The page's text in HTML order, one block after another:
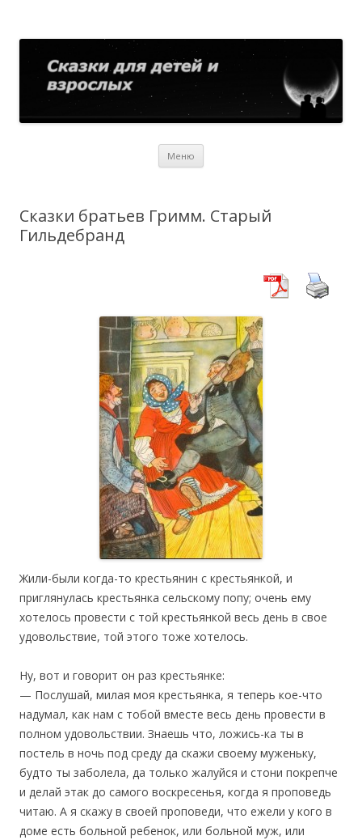
Меню
Сказки братьев Гримм. Старый
Гильдебранд
Жили-были когда-то крестьянин с крестьянкой, и
приглянулась крестьянка сельскому попу; очень ему
хотелось провести с той крестьянкой весь день в свое
удовольствие, той этого тоже хотелось.
Ну, вот и говорит он раз крестьянке:
— Послушай, милая моя крестьянка, я теперь кое-что
надумал, как нам с тобой вместе весь день провести в
полном удовольствии. Знаешь что, ложись-ка ты в
постель в ночь под среду да скажи своему муженьку,
будто ты заболела, да только жалуйся и стони покрепче
и делай этак до самого воскресенья, когда я проповедь
читаю. А я скажу в своей проповеди, что ежели у кого в
доме есть больной ребенок, или больной муж, или